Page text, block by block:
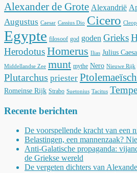
Alexander de Grote Alexandrië
Augustus Caesar Cassius Dio Cicero
Egypte filosoof god goden Grieks
HerodotusHomerus Ilias Julius
Middellandse Zee munt mythe Nero Nieuwe Rijk
Plutarchus priester
Romeinse Rijk Strabo Suetonius Tacitus
Recente berichten
De voorspellende kracht van een
Belastingen, een mannenzaak?
Anti-Galatische propaganda:
de Griekse wereld
De vergeten dichters van